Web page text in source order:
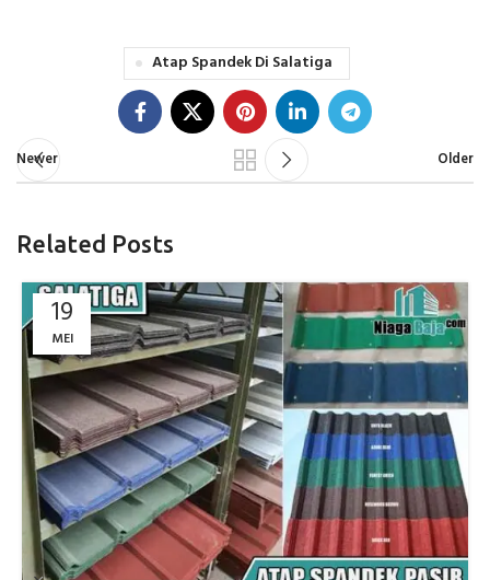
Atap Spandek Di Salatiga
Newer Older
Related Posts
19
MEI